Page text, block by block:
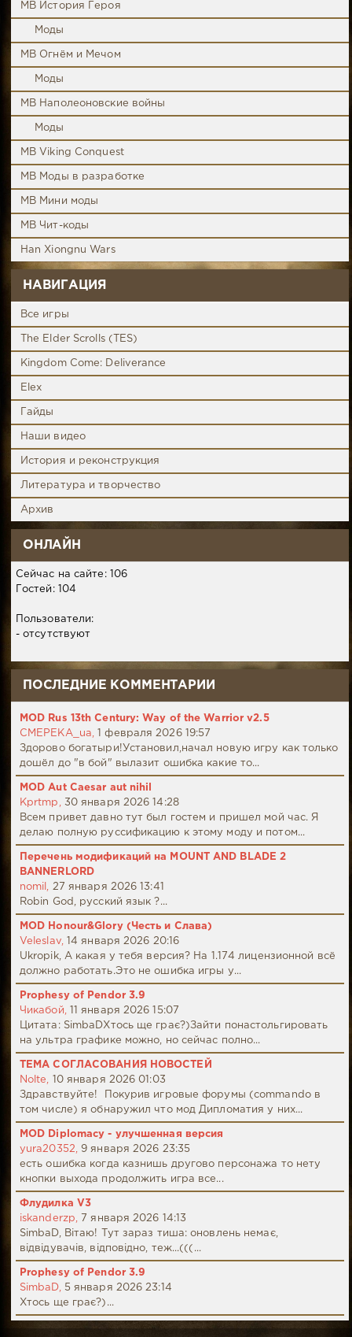
MB История Героя
Моды
MB Огнём и Мечом
Моды
MB Наполеоновские войны
Моды
MB Viking Conquest
MB Моды в разработке
MB Мини моды
MB Чит-коды
Han Xiongnu Wars
НАВИГАЦИЯ
Все игры
The Elder Scrolls (TES)
Kingdom Come: Deliverance
Elex
Гайды
Наши видео
История и реконструкция
Литература и творчество
Архив
ОНЛАЙН
Сейчас на сайте: 106
Гостей: 104
Пользователи:
- отсутствуют
ПОСЛЕДНИЕ КОММЕНТАРИИ
MOD Rus 13th Century: Way of the Warrior v2.5
CMEPEKA_ua,
1 февраля 2026 19:57
Здорово богатыри!Установил,начал новую игру как только
дошёл до "в бой" вылазит ошибка какие то...
MOD Aut Caesar aut nihil
Kprtmp,
30 января 2026 14:28
Всем привет давно тут был гостем и пришел мой час. Я
делаю полную руссификацию к этому моду и потом...
Перечень модификаций на MOUNT AND BLADE 2
BANNERLORD
nomil,
27 января 2026 13:41
Robin God, русский язык ?...
MOD Honour&Glory (Честь и Слава)
Veleslav,
14 января 2026 20:16
Ukropik, А какая у тебя версия? На 1.174 лицензионной всё
должно работать.Это не ошибка игры у...
Prophesy of Pendor 3.9
Чикабой,
11 января 2026 15:07
Цитата: SimbaDХтось ще грає?)Зайти понастольгировать
на ультра графике можно, но сейчас полно...
ТЕМА СОГЛАСОВАНИЯ НОВОСТЕЙ
Nolte,
10 января 2026 01:03
Здравствуйте! Покурив игровые форумы (commando в
том числе) я обнаружил что мод Дипломатия у них...
MOD Diplomacy - улучшенная версия
yura20352,
9 января 2026 23:35
есть ошибка когда казнишь другово персонажа то нету
кнопки выхода продолжить игра все...
Флудилка V3
iskanderzp,
7 января 2026 14:13
SimbaD, Вітаю! Тут зараз тиша: оновлень немає,
відвідувачів, відповідно, теж...(((...
Prophesy of Pendor 3.9
SimbaD,
5 января 2026 23:14
Хтось ще грає?)...